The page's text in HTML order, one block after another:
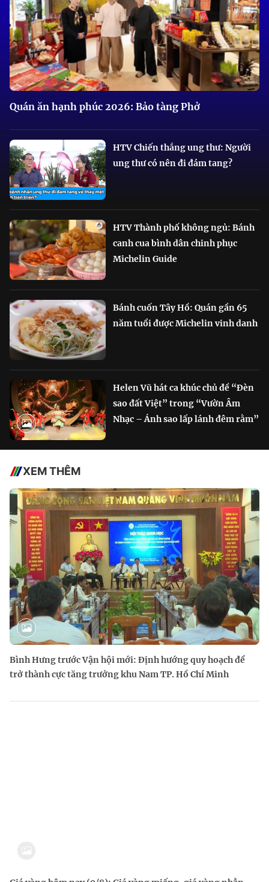
Quán ăn hạnh phúc 2026: Bảo tàng Phở
HTV Chiến thắng ung thư: Người
ung thư có nên đi đám tang?
HTV Thành phố không ngủ: Bánh
canh cua bình dân chinh phục
Michelin Guide
Bánh cuốn Tây Hồ: Quán gần 65
năm tuổi được Michelin vinh danh
Helen Vũ hát ca khúc chủ đề “Đèn
sao đất Việt” trong “Vườn Âm
Nhạc – Ánh sao lấp lánh đêm rằm”
XEM THÊM
Bình Hưng trước Vận hội mới: Định hướng quy hoạch để
trở thành cực tăng trưởng khu Nam TP. Hồ Chí Minh